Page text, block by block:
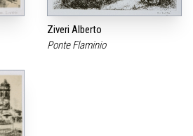
Ziveri Alberto
Ponte Flaminio